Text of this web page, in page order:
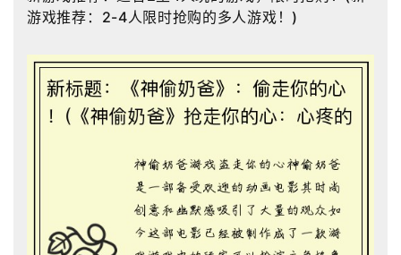
游戏推荐：2-4人限时抢购的多人游戏！)